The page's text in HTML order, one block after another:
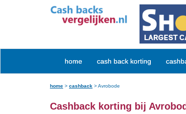
home cash back korting
home > cashback >Avrobode
Cashback korting bij